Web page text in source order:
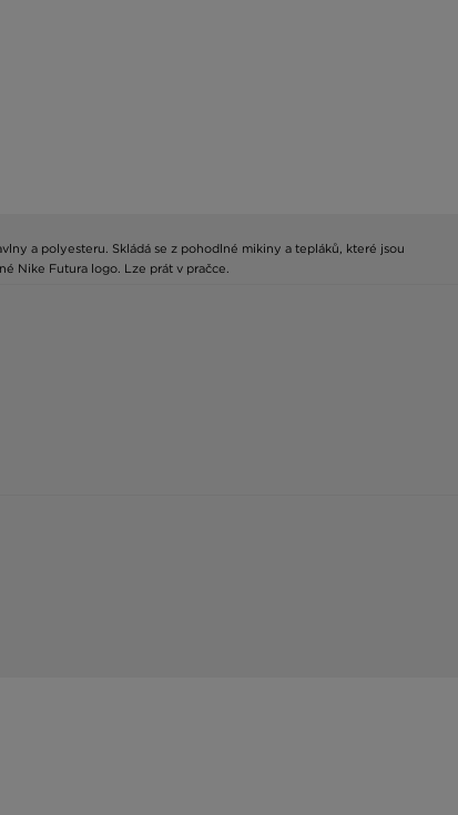
a polyesteru. Skládá se z pohodlné mikiny a tepláků, které jsou
Nike Futura logo. Lze prát v pračce.